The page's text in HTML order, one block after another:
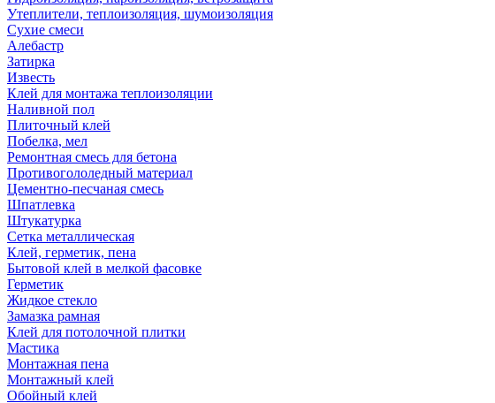
Утеплители, теплоизоляция, шумоизоляция
Сухие смеси
Алебастр
Затирка
Известь
Клей для монтажа теплоизоляции
Наливной пол
Плиточный клей
Побелка, мел
Ремонтная смесь для бетона
Противогололедный материал
Цементно-песчаная смесь
Шпатлевка
Штукатурка
Сетка металлическая
Клей, герметик, пена
Бытовой клей в мелкой фасовке
Герметик
Жидкое стекло
Замазка рамная
Клей для потолочной плитки
Мастика
Монтажная пена
Монтажный клей
Обойный клей